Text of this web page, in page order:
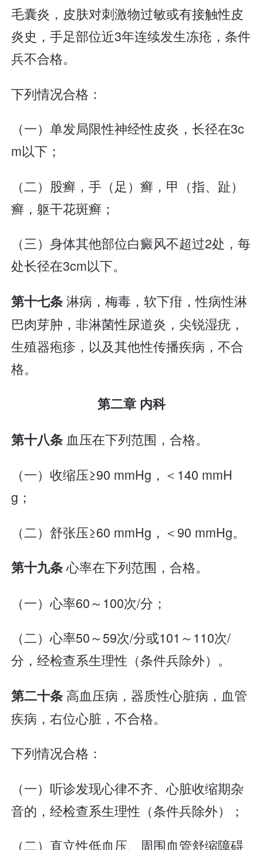
毛囊炎，皮肤对刺激物过敏或有接触性皮
炎史，手足部位近3年连续发生冻疮，条件
兵不合格。
下列情况合格：
（一）单发局限性神经性皮炎，长径在3c
m以下；
（二）股癣，手（足）癣，甲（指、趾）
癣，躯干花斑癣；
（三）身体其他部位白癜风不超过2处，每
处长径在3cm以下。
第十七条淋病，梅毒，软下疳，性病性淋
巴肉芽肿，非淋菌性尿道炎，尖锐湿疣，
生殖器疱疹，以及其他性传播疾病，不合
格。
第二章 内科
第十八条 血压在下列范围，合格。
（一）收缩压≥90 mmHg，＜140 mmH
g；
（二）舒张压≥60 mmHg，＜90 mmHg。
第十九条心率在下列范围，合格。
（一）心率60～100次/分；
（二）心率50～59次/分或101～110次/
分，经检查系生理性（条件兵除外）。
第二十条 高血压病，器质性心脏病，血管
疾病，右位心脏，不合格。
下列情况合格：
（一）听诊发现心律不齐、心脏收缩期杂
音的，经检查系生理性（条件兵除外）；
（二）直立性低血压、周围血管舒缩障碍